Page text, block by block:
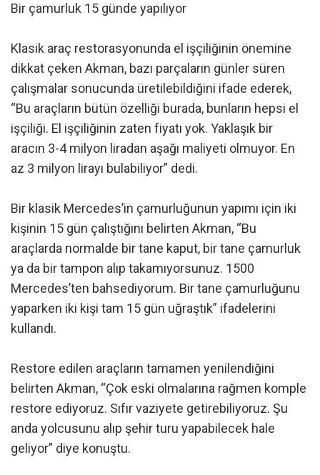
Bir çamurluk 15 günde yapılıyor
Klasik araç restorasyonunda el işçiliğinin önemine
dikkat çeken Akman, bazı parçaların günler süren
çalışmalar sonucunda üretilebildiğini ifade ederek,
“Bu araçların bütün özelliği burada, bunların hepsi el
işçiliği. El işçiliğinin zaten fiyatı yok. Yaklaşık bir
aracın 3-4 milyon liradan aşağı maliyeti olmuyor. En
az 3 milyon lirayı bulabiliyor” dedi.
Bir klasik Mercedes’in çamurluğunun yapımı için iki
kişinin 15 gün çalıştığını belirten Akman, “Bu
araçlarda normalde bir tane kaput, bir tane çamurluk
ya da bir tampon alıp takamıyorsunuz. 1500
Mercedes’ten bahsediyorum. Bir tane çamurluğunu
yaparken iki kişi tam 15 gün uğraştık” ifadelerini
kullandı.
Restore edilen araçların tamamen yenilendiğini
belirten Akman, “Çok eski olmalarına rağmen komple
restore ediyoruz. Sıfır vaziyete getirebiliyoruz. Şu
anda yolcusunu alıp şehir turu yapabilecek hale
geliyor” diye konuştu.